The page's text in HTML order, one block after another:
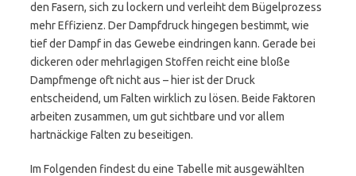
den Fasern, sich zu lockern und verleiht dem Bügelprozess
mehr Effizienz. Der Dampfdruck hingegen bestimmt, wie
tief der Dampf in das Gewebe eindringen kann. Gerade bei
dickeren oder mehrlagigen Stoffen reicht eine bloße
Dampfmenge oft nicht aus – hier ist der Druck
entscheidend, um Falten wirklich zu lösen. Beide Faktoren
arbeiten zusammen, um gut sichtbare und vor allem
hartnäckige Falten zu beseitigen.
Im Folgenden findest du eine Tabelle mit ausgewählten